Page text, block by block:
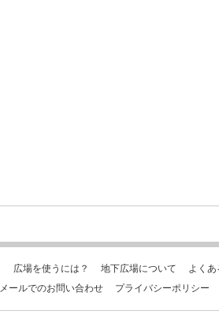
広場を使うには？ 地下広場について
よく
メールでのお問い合わせ プライバシーポリシー